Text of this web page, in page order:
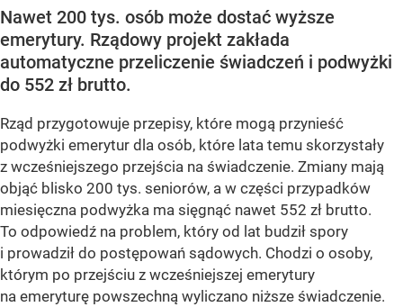
Nawet 200 tys. osób może dostać wyższe
emerytury. Rządowy projekt zakłada
automatyczne przeliczenie świadczeń i podwyżki
do 552 zł brutto.
Rząd przygotowuje przepisy, które mogą przynieść
podwyżki emerytur dla osób, które lata temu skorzystały
z wcześniejszego przejścia na świadczenie. Zmiany mają
objąć blisko 200 tys. seniorów, a w części przypadków
miesięczna podwyżka ma sięgnąć nawet 552 zł brutto.
To odpowiedź na problem, który od lat budził spory
i prowadził do postępowań sądowych. Chodzi o osoby,
którym po przejściu z wcześniejszej emerytury
na emeryturę powszechną wyliczano niższe świadczenie.